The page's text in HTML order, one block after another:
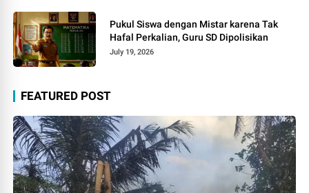
Pukul Siswa dengan Mistar karena Tak
Hafal Perkalian, Guru SD Dipolisikan
July 19, 2026
FEATURED POST